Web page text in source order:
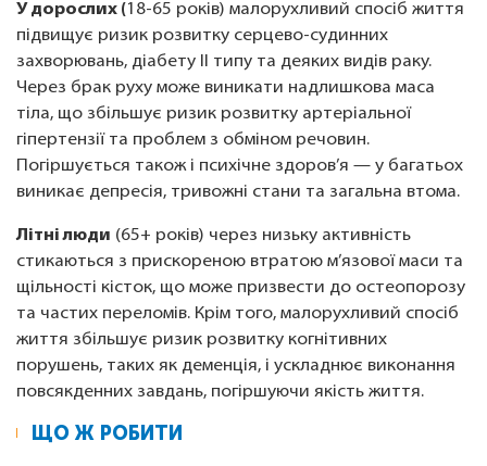
У дорослих (18-65 років) малорухливий спосіб життя
підвищує ризик розвитку серцево-судинних
захворювань, діабету ІІ типу та деяких видів раку.
Через брак руху може виникати надлишкова маса
тіла, що збільшує ризик розвитку артеріальної
гіпертензії та проблем з обміном речовин.
Погіршується також і психічне здоров’я — у багатьох
виникає депресія, тривожні стани та загальна втома.
Літні люди (65+ років) через низьку активність
стикаються з прискореною втратою м’язової маси та
щільності кісток, що може призвести до остеопорозу
та частих переломів. Крім того, малорухливий спосіб
життя збільшує ризик розвитку когнітивних
порушень, таких як деменція, і ускладнює виконання
повсякденних завдань, погіршуючи якість життя.
ЩО Ж РОБИТИ